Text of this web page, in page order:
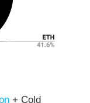
+ Cold